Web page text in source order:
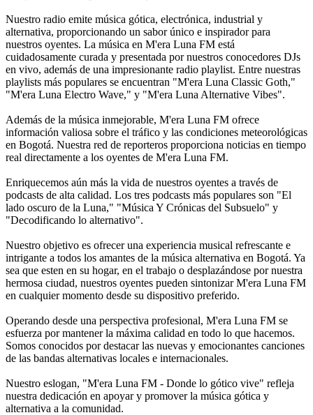
Nuestro radio emite música gótica, electrónica, industrial y
alternativa, proporcionando un sabor único e inspirador para
nuestros oyentes. La música en M'era Luna FM está
cuidadosamente curada y presentada por nuestros conocedores DJs
en vivo, además de una impresionante radio playlist. Entre nuestras
playlists más populares se encuentran "M'era Luna Classic Goth,"
"M'era Luna Electro Wave," y "M'era Luna Alternative Vibes".
Además de la música inmejorable, M'era Luna FM ofrece
información valiosa sobre el tráfico y las condiciones meteorológicas
en Bogotá. Nuestra red de reporteros proporciona noticias en tiempo
real directamente a los oyentes de M'era Luna FM.
Enriquecemos aún más la vida de nuestros oyentes a través de
podcasts de alta calidad. Los tres podcasts más populares son "El
lado oscuro de la Luna," "Música Y Crónicas del Subsuelo" y
"Decodificando lo alternativo".
Nuestro objetivo es ofrecer una experiencia musical refrescante e
intrigante a todos los amantes de la música alternativa en Bogotá. Ya
sea que esten en su hogar, en el trabajo o desplazándose por nuestra
hermosa ciudad, nuestros oyentes pueden sintonizar M'era Luna FM
en cualquier momento desde su dispositivo preferido.
Operando desde una perspectiva profesional, M'era Luna FM se
esfuerza por mantener la máxima calidad en todo lo que hacemos.
Somos conocidos por destacar las nuevas y emocionantes canciones
de las bandas alternativas locales e internacionales.
Nuestro eslogan, "M'era Luna FM - Donde lo gótico vive" refleja
nuestra dedicación en apoyar y promover la música gótica y
alternativa a la comunidad.